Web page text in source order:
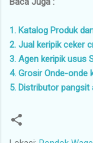
1. Katalog Produk
2. Jual keripik ceker
3. Agen keripik usus
4. Grosir Onde-onde
5. Distributor pangsit